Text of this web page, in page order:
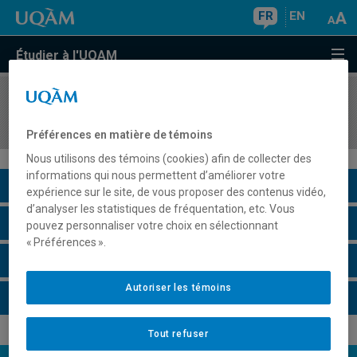
FR EN
Étudier à l'UQAM
COURS//
Description du cours
Horaire - Été 2026
Préférences en matière de témoins
Nous utilisons des témoins (cookies) afin de collecter des
informations qui nous permettent d’améliorer votre
expérience sur le site, de vous proposer des contenus vidéo,
d’analyser les statistiques de fréquentation, etc. Vous
pouvez personnaliser votre choix en sélectionnant
« Préférences ».
Tout refuser
Autoriser les témoins